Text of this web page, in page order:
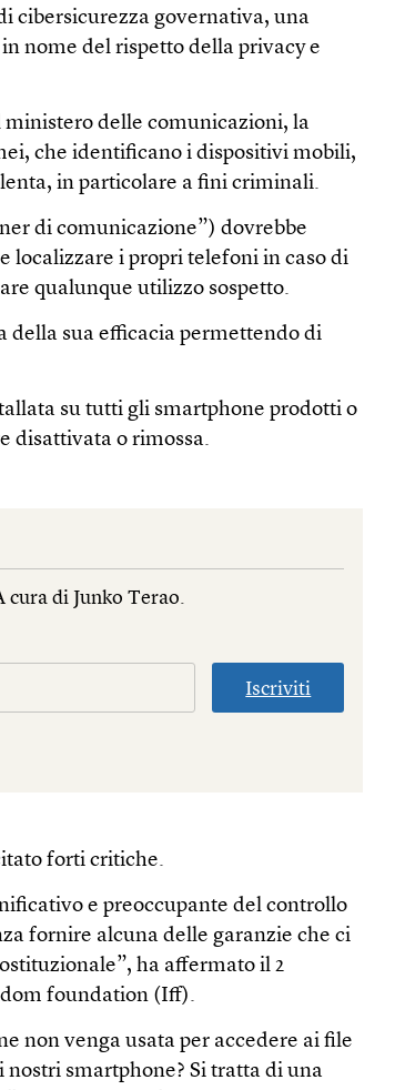
cibersicurezza governativa, una
nome del rispetto della privacy e
ministero delle comunicazioni, la
che identificano i dispositivi mobili,
in particolare a fini criminali.
di comunicazione”) dovrebbe
localizzare i propri telefoni in caso di
qualunque utilizzo sospetto.
della sua efficacia permettendo di
su tutti gli smartphone prodotti o
disattivata o rimossa.
cura di Junko Terao.
Iscriviti
forti critiche.
e preoccupante del controllo
fornire alcuna delle garanzie che ci
ha affermato il 2
foundation (Iff).
non venga usata per accedere ai file
smartphone? Si tratta di una